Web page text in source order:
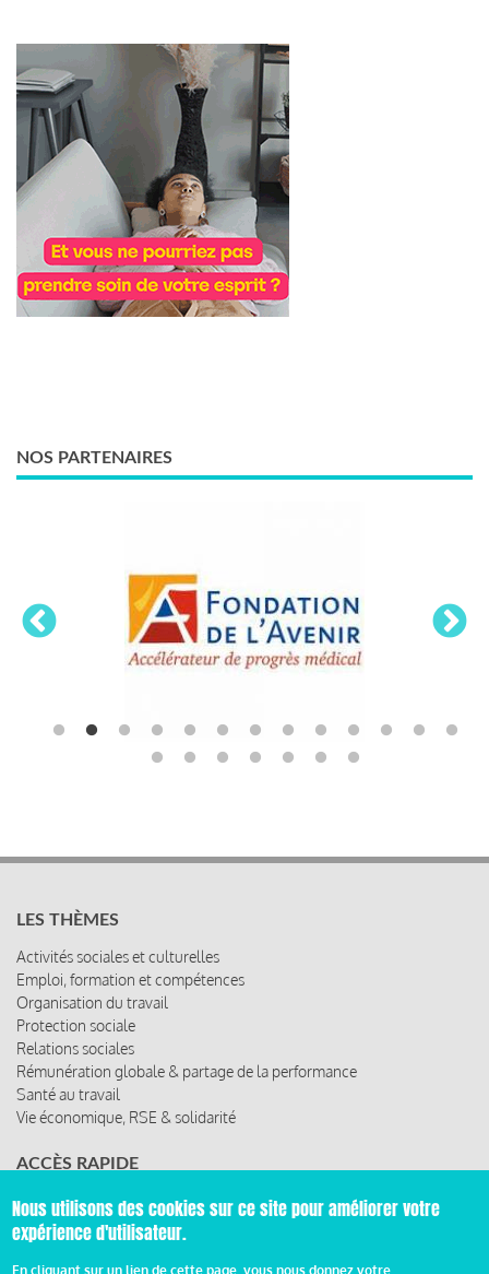
NOS PARTENAIRES
LES THÈMES
Activités sociales et culturelles
Emploi, formation et compétences
Organisation du travail
Protection sociale
Relations sociales
Rémunération globale & partage de la performance
Santé au travail
Vie économique, RSE & solidarité
ACCÈS RAPIDE
Les abonnements
Les rencontres
Les ressources
Nous utilisons des cookies sur ce site pour améliorer votre
expérience d'utilisateur.
En cliquant sur un lien de cette page, vous nous donnez votre